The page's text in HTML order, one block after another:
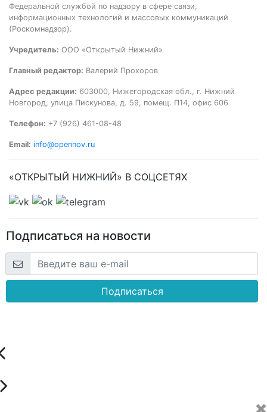
Федеральной службой по надзору в сфере связи,
информационных технологий и массовых коммуникаций
(Роскомнадзор).
Учредитель: ООО «Открытый Нижний»
Главный редактор: Валерий Прохоров
Адрес редакции: 603000, Нижегородская обл., г. Нижний
Новгород, улица Пискунова, д. 59, помещ. П14, офис 606
Телефон: +7 (926) 461-08-48
Email: info@opennov.ru
«ОТКРЫТЫЙ НИЖНИЙ» В СОЦСЕТЯХ
Подписаться на новости
Подписаться